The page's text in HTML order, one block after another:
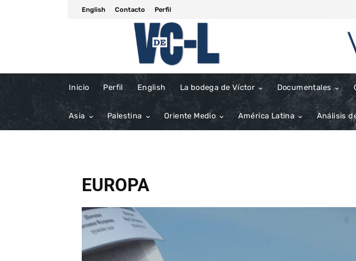
English Contacto Perfil
Inicio Perfil English La bodega de Víctor Documentales
Asia Palestina Oriente Medio América Latina Análisis
EUROPA